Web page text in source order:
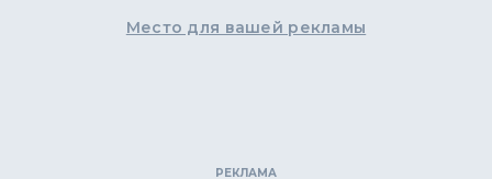
Место для вашей рекламы